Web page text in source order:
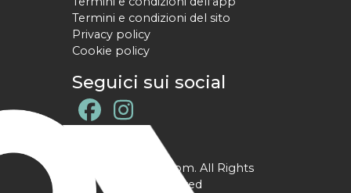
Termini e condizioni del sito
Privacy policy
Cookie policy
Seguici sui social
@ YPtrainer.com. All Rights
Reserved